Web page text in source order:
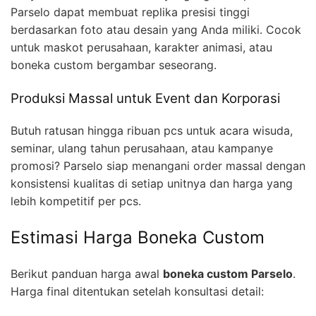
Parselo dapat membuat replika presisi tinggi
berdasarkan foto atau desain yang Anda miliki. Cocok
untuk maskot perusahaan, karakter animasi, atau
boneka custom bergambar seseorang.
Produksi Massal untuk Event dan Korporasi
Butuh ratusan hingga ribuan pcs untuk acara wisuda,
seminar, ulang tahun perusahaan, atau kampanye
promosi? Parselo siap menangani order massal dengan
konsistensi kualitas di setiap unitnya dan harga yang
lebih kompetitif per pcs.
Estimasi Harga Boneka Custom
Berikut panduan harga awal boneka custom Parselo.
Harga final ditentukan setelah konsultasi detail: